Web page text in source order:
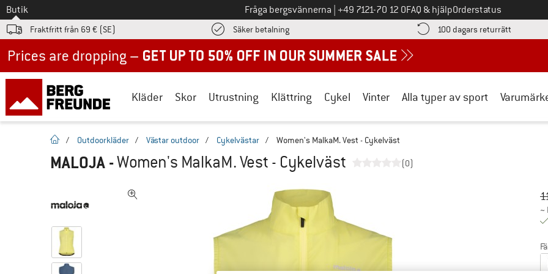
Till
Butik Fråga bergsvännerna Ring oss på
+49 7121-70 12 0FAQ & hjälpOrderstatus
Fraktfritt från 69 € (SE) Säker betalningHitta betalningsinformationen här! Öppnas i en inforuta
100 dagars returrätt Gå till
Kläder Skor Utrustning Klättring Cykel Vinter Alla typer av sport
Hemsida
/ Outdoorkläder / Västar outdoor / Cykelvästar / Women's MalkaM. Vest - Cykelväst
MALOJA -Women's MalkaM. Vest - Cykelväst (0)
~